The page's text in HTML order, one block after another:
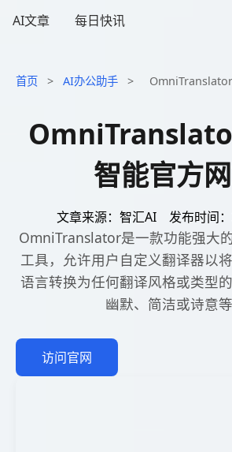
AI文章 每日快讯
首页 > AI办公助手 >
智能官方
文章来源：智汇AI 发布时间
OmniTranslator是一款功能强大
工具，允许用户自定义翻译器以
语言转换为任何翻译风格或类型的
幽默、简洁或诗意等
访问官网